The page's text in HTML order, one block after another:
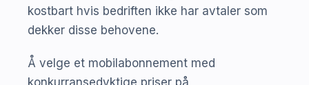
kostbart hvis bedriften ikke har avtaler som
dekker disse behovene.
Å velge et mobilabonnement med
konkurransedyktige priser på